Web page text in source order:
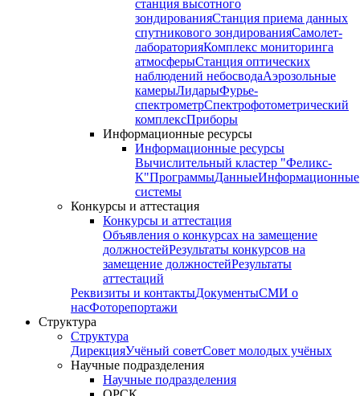
станция высотного
зондированияСтанция приема данных
спутникового зондированияСамолет-
лабораторияКомплекс мониторинга
атмосферыСтанция оптических
наблюдений небосводаАэрозольные
камерыЛидарыФурье-
спектрометрСпектрофотометрический
комплексПриборы
Информационные ресурсы
Информационные ресурсы
Вычислительный кластер "Феликс-
К"ПрограммыДанныеИнформационные
системы
Конкурсы и аттестация
Конкурсы и аттестация
Объявления о конкурсах на замещение
должностейРезультаты конкурсов на
замещение должностейРезультаты
аттестаций
Реквизиты и контактыДокументыСМИ о
насФоторепортажи
Структура
Структура
ДирекцияУчёный советСовет молодых учёных
Научные подразделения
Научные подразделения